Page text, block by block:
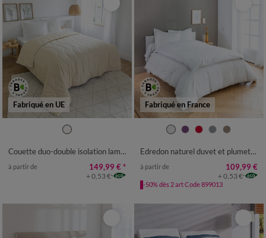
Fabriqué en UE
Couette duo-double isolation lama 2x200 g/m²
à partir de 149,99 € *
+ 0,53 €
Fabriqué en France
Edredon naturel duvet et plumettes
à partir de 109,99 €
+ 0,53 €
-50% dès 2 art Code 899013